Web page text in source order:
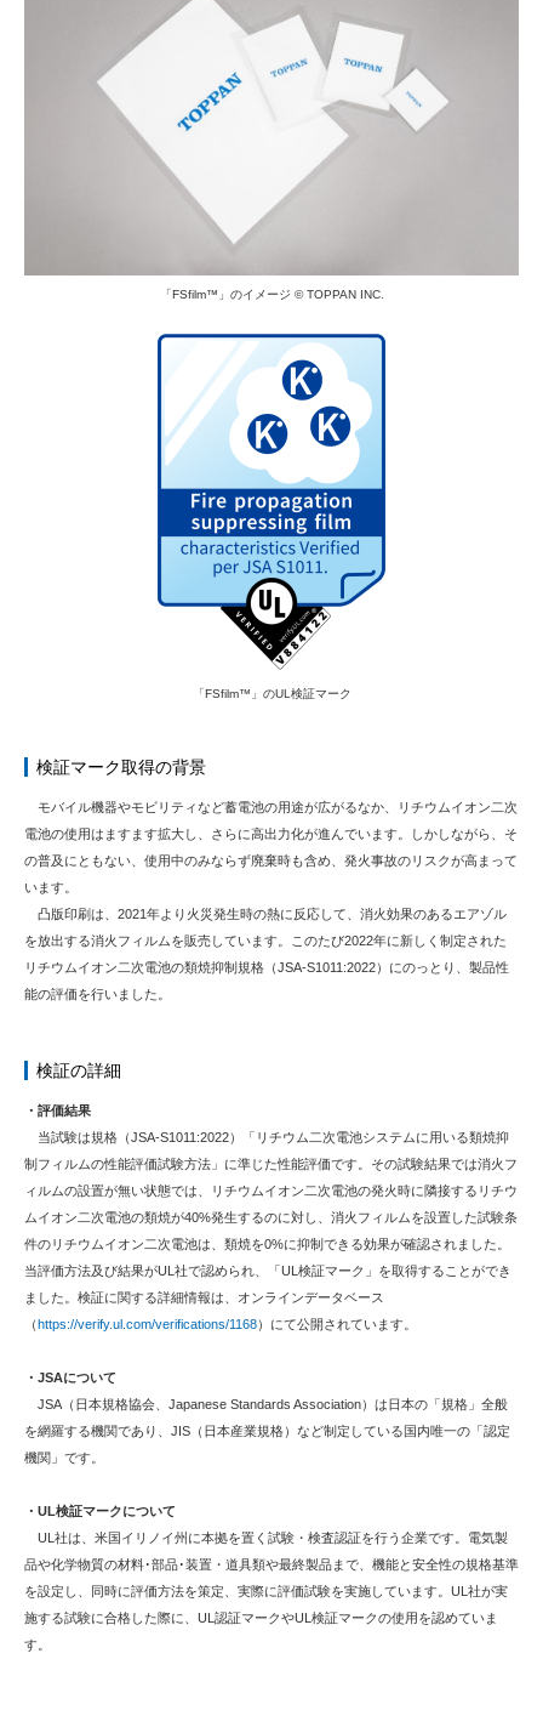
「FSfilm™」のイメージ © TOPPAN INC.
「FSfilm™」のUL検証マーク
検証マーク取得の背景
モバイル機器やモビリティなど蓄電池の用途が広がるなか、リチウムイオン二次
電池の使用はますます拡大し、さらに高出力化が進んでいます。しかしながら、そ
の普及にともない、使用中のみならず廃棄時も含め、発火事故のリスクが高まって
います。
凸版印刷は、2021年より火災発生時の熱に反応して、消火効果のあるエアゾル
を放出する消火フィルムを販売しています。このたび2022年に新しく制定された
リチウムイオン二次電池の類焼抑制規格（JSA-S1011:2022）にのっとり、製品性
能の評価を行いました。
検証の詳細
・評価結果
当試験は規格（JSA-S1011:2022）「リチウム二次電池システムに用いる類焼抑
制フィルムの性能評価試験方法」に準じた性能評価です。その試験結果では消火フ
ィルムの設置が無い状態では、リチウムイオン二次電池の発火時に隣接するリチウ
ムイオン二次電池の類焼が40%発生するのに対し、消火フィルムを設置した試験条
件のリチウムイオン二次電池は、類焼を0%に抑制できる効果が確認されました。
当評価方法及び結果がUL社で認められ、「UL検証マーク」を取得することができ
ました。検証に関する詳細情報は、オンラインデータベース
（ https://verify.ul.com/verifications/1168）にて公開されています。
・JSAについて
JSA（日本規格協会、Japanese Standards Association）は日本の「規格」全般
を網羅する機関であり、JIS（日本産業規格）など制定している国内唯一の「認定
機関」です。
・UL検証マークについて
UL社は、米国イリノイ州に本拠を置く試験・検査認証を行う企業です。電気製
品や化学物質の材料･部品･装置・道具類や最終製品まで、機能と安全性の規格基準
を設定し、同時に評価方法を策定、実際に評価試験を実施しています。UL社が実
施する試験に合格した際に、UL認証マークやUL検証マークの使用を認めていま
す。